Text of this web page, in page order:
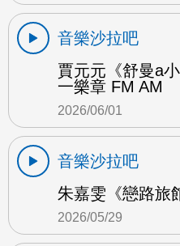
音樂沙拉吧
賈元元《舒曼a
一樂章 FM AM
2026/06/01
音樂沙拉吧
朱嘉雯《戀路旅
2026/05/29